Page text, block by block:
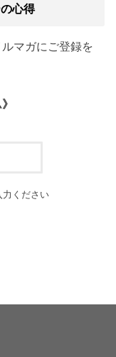
心得
マガにご登録を
ください